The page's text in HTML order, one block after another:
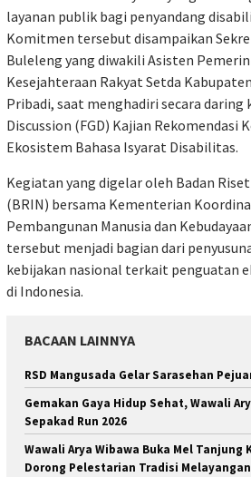
layanan publik bagi penyandang
Komitmen tersebut disampaikan
Buleleng yang diwakili Asisten
Kesejahteraan Rakyat Setda
Pribadi, saat menghadiri secara daring
Discussion (FGD) Kajian Rekomendasi
Ekosistem Bahasa Isyarat Disabilitas.
Kegiatan yang digelar oleh Badan
(BRIN) bersama Kementerian
Pembangunan Manusia dan
tersebut menjadi bagian dari
kebijakan nasional terkait penguatan
di Indonesia.
BACAAN LAINNYA
RSD Mangusada Gelar Sarasehan
Gemakan Gaya Hidup Sehat, Wawali
Sepakad Run 2026
Wawali Arya Wibawa Buka Mel Tanjung
Dorong Pelestarian Tradisi Melayangan